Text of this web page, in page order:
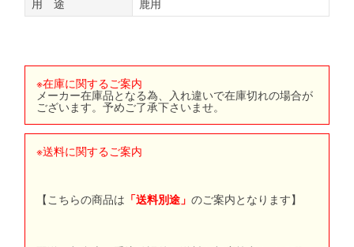
用 途 鹿用
※在庫に関するご案内
メーカー在庫品となる為、入れ違いで在庫切れの場合が
ございます。予めご了承下さいませ。
※送料に関するご案内
【こちらの商品は 「送料別途」 のご案内となります】